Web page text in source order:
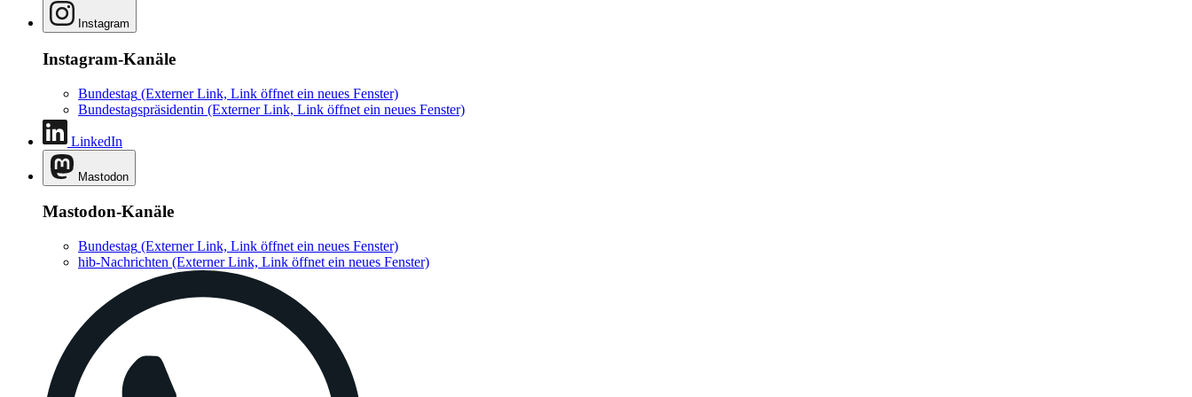
Instagram
Instagram-Kanäle
Bundestag (Externer Link, Link öffnet ein neues Fenster)
Bundestagspräsidentin (Externer Link, Link öffnet ein neues Fenster)
LinkedIn
Mastodon
Mastodon-Kanäle
Bundestag (Externer Link, Link öffnet ein neues Fenster)
hib-Nachrichten (Externer Link, Link öffnet ein neues Fenster)